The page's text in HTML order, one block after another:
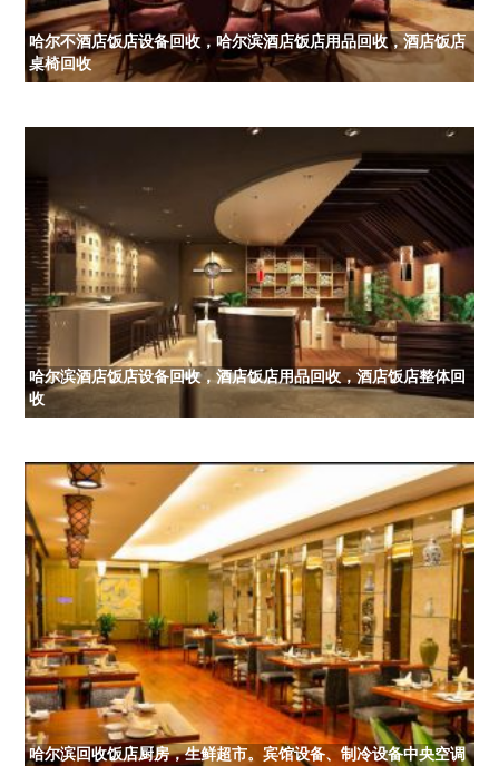
哈尔不酒店饭店设备回收，哈尔滨酒店饭店用品回收，酒店饭店
桌椅回收
哈尔滨酒店饭店设备回收，酒店饭店用品回收，酒店饭店整体回
收
哈尔滨回收饭店厨房，生鲜超市。宾馆设备、制冷设备中央空调